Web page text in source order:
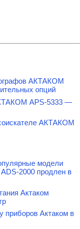
АКТАКОМ
опций
APS-5333 —
АКТАКОМ
модели
2000 продлен в
Актаком
приборов Актаком в